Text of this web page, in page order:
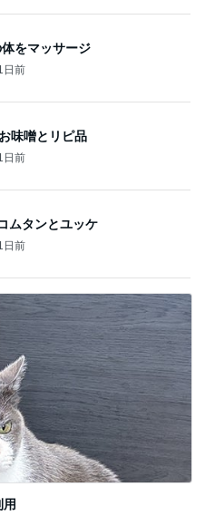
をマッサージ
日前
味噌とリピ品
日前
ムタンとユッケ
日前